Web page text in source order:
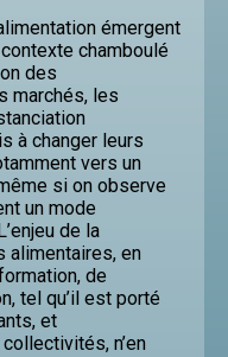
émergent
chamboulé
des
marchés, les
à changer leurs
vers un
si on observe
un mode
de la
alimentaires, en
de
tel qu’il est porté
et
n’en